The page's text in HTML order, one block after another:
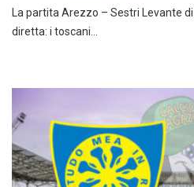
La partita Arezzo – Sestri Levante
diretta: i toscani…